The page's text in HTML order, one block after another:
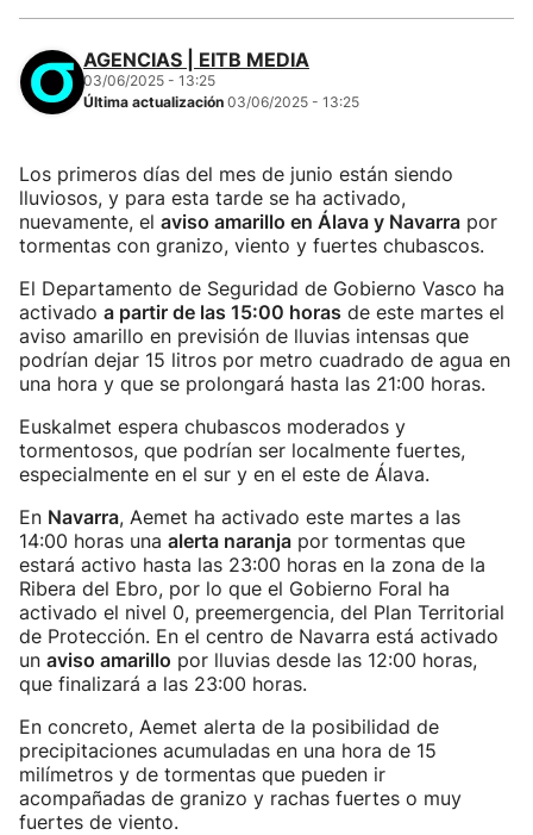
AGENCIAS | EITB MEDIA
03/06/2025 - 13:25
Última actualización 03/06/2025 - 13:25
Los primeros días del mes de junio están siendo
lluviosos, y para esta tarde se ha activado,
nuevamente, el aviso amarillo en Álava y Navarra por
tormentas con granizo, viento y fuertes chubascos.
El Departamento de Seguridad de Gobierno Vasco ha
activado a partir de las 15:00 horas de este martes el
aviso amarillo en previsión de lluvias intensas que
podrían dejar 15 litros por metro cuadrado de agua en
una hora y que se prolongará hasta las 21:00 horas.
Euskalmet espera chubascos moderados y
tormentosos, que podrían ser localmente fuertes,
especialmente en el sur y en el este de Álava.
En Navarra, Aemet ha activado este martes a las
14:00 horas una alerta naranja por tormentas que
estará activo hasta las 23:00 horas en la zona de la
Ribera del Ebro, por lo que el Gobierno Foral ha
activado el nivel 0, preemergencia, del Plan Territorial
de Protección. En el centro de Navarra está activado
un aviso amarillo por lluvias desde las 12:00 horas,
que finalizará a las 23:00 horas.
En concreto, Aemet alerta de la posibilidad de
precipitaciones acumuladas en una hora de 15
milímetros y de tormentas que pueden ir
acompañadas de granizo y rachas fuertes o muy
fuertes de viento.